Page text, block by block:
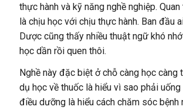
thực hành và kỹ năng nghề nghiệp.
là chịu học với chịu thực hành. Ban đầu
Dược cũng thấy nhiều thuật ngữ khó
học dần rồi quen thôi.
Nghề này đặc biệt ở chỗ càng học càng
dụ học về thuốc là hiểu vì sao phải
điều dưỡng là hiểu cách chăm sóc bệnh